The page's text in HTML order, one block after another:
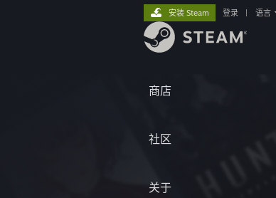
商店
社区
关于
安装 Steam 登录 语言